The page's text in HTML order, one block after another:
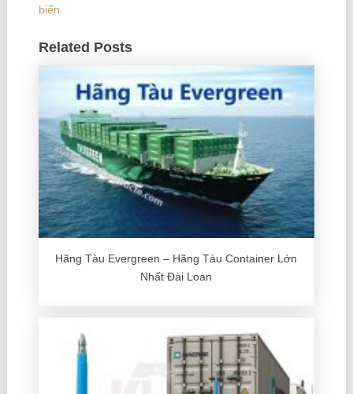
biển
Related Posts
Hãng Tàu Evergreen – Hãng Tàu Container Lớn
Nhất Đài Loan